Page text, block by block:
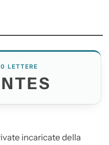
LETTERE
incaricate della